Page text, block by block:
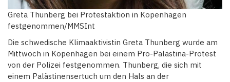
Greta Thunberg bei Protestaktion in Kopenhagen
festgenommen/MMSInt
Die schwedische Klimaaktivistin Greta Thunberg wurde am
Mittwoch in Kopenhagen bei einem Pro-Palästina-Protest
von der Polizei festgenommen. Thunberg, die sich mit
einem Palästinensertuch um den Hals an der